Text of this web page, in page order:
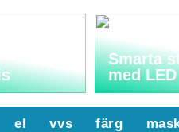
ditt
Smarta
med LED
el vvs färg